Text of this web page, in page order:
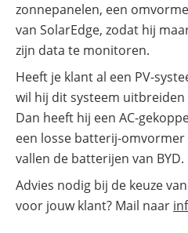
zonnepanelen, een
van SolarEdge, zodat hij
zijn data te monitoren.
Heeft je klant al een PV-
wil hij dit systeem
Dan heeft hij een AC-
een losse batterij-
vallen de batterijen van BYD.
Advies nodig bij de keuze
voor jouw klant? Mail naar